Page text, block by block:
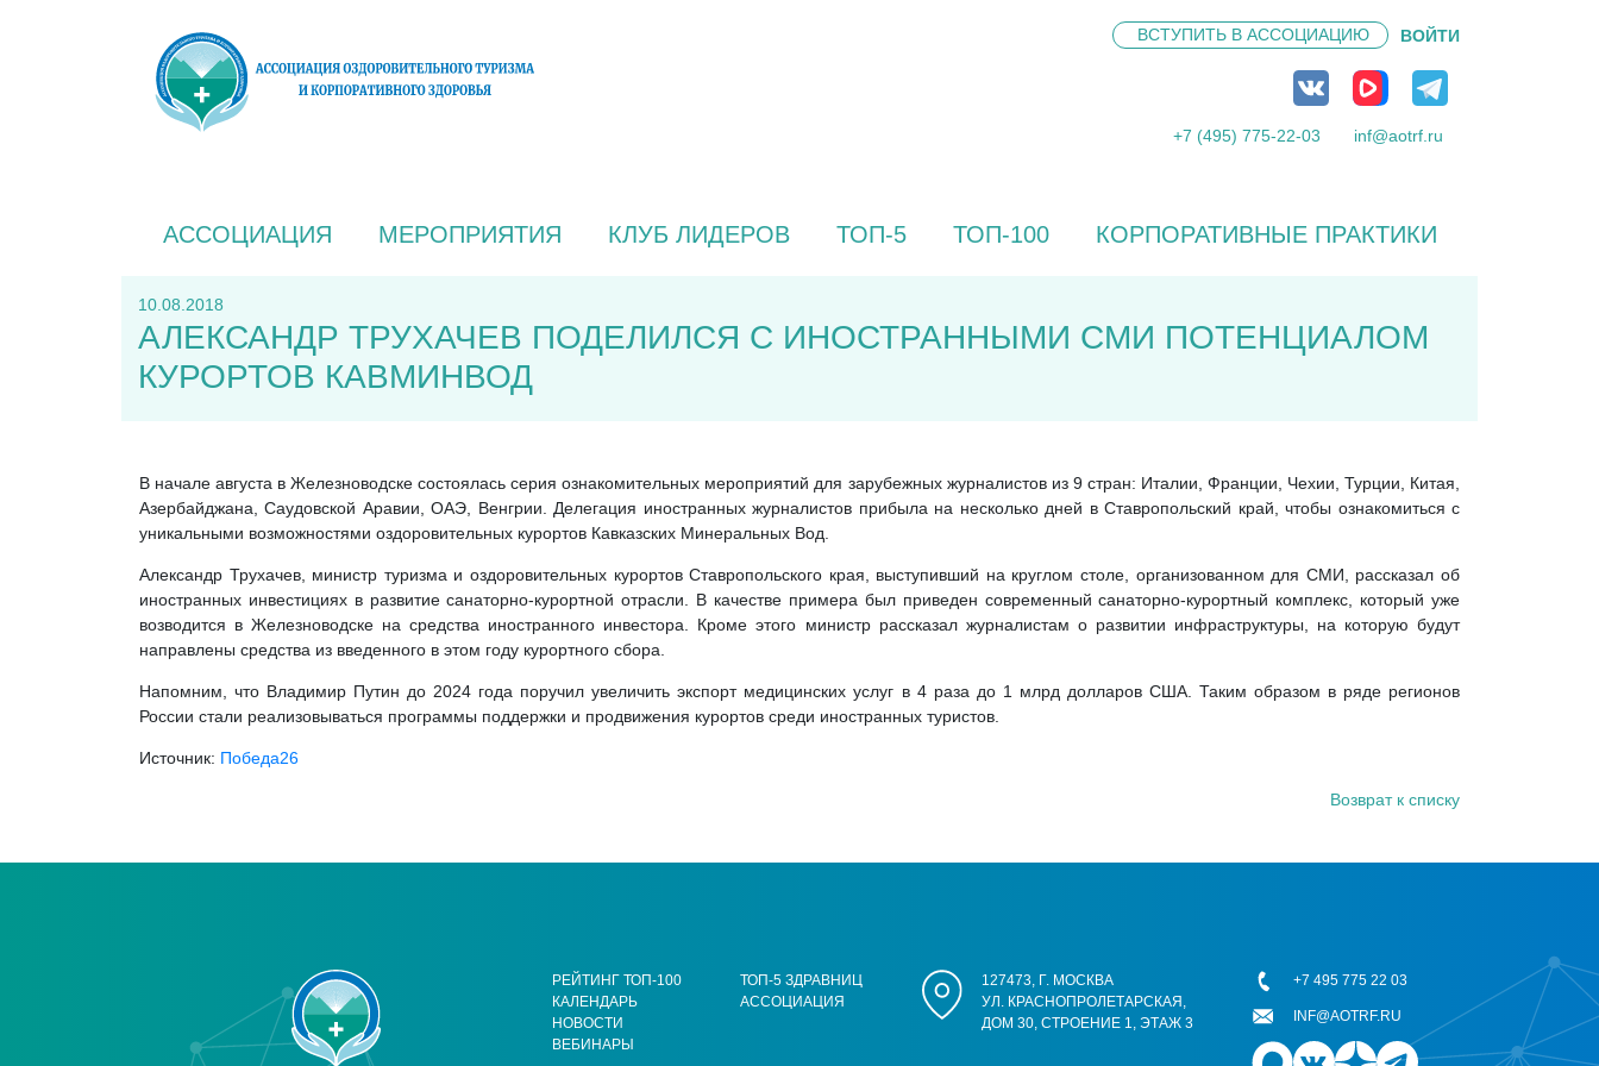
ВСТУПИТЬ В АССОЦИАЦИЮ ВОЙТИ
+7 (495) 775-22-03 inf@aotrf.ru
АССОЦИАЦИЯ МЕРОПРИЯТИЯ КЛУБ ЛИДЕРОВ ТОП-5 ТОП-100 КОРПОРАТИВНЫЕ ПРАКТИКИ
10.08.2018
АЛЕКСАНДР ТРУХАЧЕВ ПОДЕЛИЛСЯ С ИНОСТРАННЫМИ СМИ ПОТЕНЦИАЛОМ
КУРОРТОВ КАВМИНВОД
В начале августа в Железноводске состоялась серия ознакомительных мероприятий для зарубежных журналистов из 9 стран: Италии, Франции, Чехии, Турции, Китая,
Азербайджана, Саудовской Аравии, ОАЭ, Венгрии. Делегация иностранных журналистов прибыла на несколько дней в Ставропольский край, чтобы ознакомиться с
уникальными возможностями оздоровительных курортов Кавказских Минеральных Вод.
Александр Трухачев, министр туризма и оздоровительных курортов Ставропольского края, выступивший на круглом столе, организованном для СМИ, рассказал об
иностранных инвестициях в развитие санаторно-курортной отрасли. В качестве примера был приведен современный санаторно-курортный комплекс, который уже
возводится в Железноводске на средства иностранного инвестора. Кроме этого министр рассказал журналистам о развитии инфраструктуры, на которую будут
направлены средства из введенного в этом году курортного сбора.
Напомним, что Владимир Путин до 2024 года поручил увеличить экспорт медицинских услуг в 4 раза до 1 млрд долларов США. Таким образом в ряде регионов
России стали реализовываться программы поддержки и продвижения курортов среди иностранных туристов.
Источник: Победа26
Возврат к списку
РЕЙТИНГ ТОП-100
КАЛЕНДАРЬ
НОВОСТИ
ВЕБИНАРЫ
ТОП-5 ЗДРАВНИЦ
АССОЦИАЦИЯ
127473, Г. МОСКВА
УЛ. КРАСНОПРОЛЕТАРСКАЯ,
ДОМ 30, СТРОЕНИЕ 1, ЭТАЖ 3
+7 495 775 22 03
INF@AOTRF.RU